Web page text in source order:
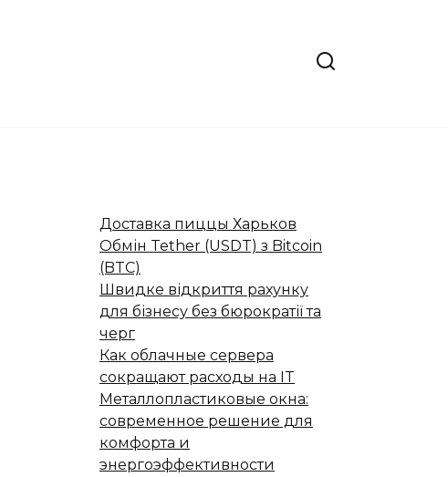
Доставка пиццы Харьков
Обмін Tether (USDT) з Bitcoin
(BTC)
Швидке відкриття рахунку
для бізнесу без бюрократії та
черг
Как облачные сервера
сокращают расходы на IT
Металлопластиковые окна:
современное решение для
комфорта и
энергоэффективности